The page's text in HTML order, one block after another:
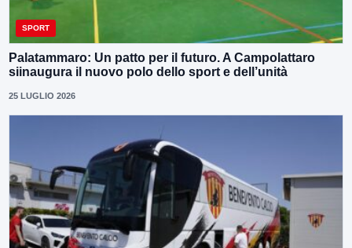
SPORT
Palatammaro: Un patto per il futuro. A Campolattaro
siinaugura il nuovo polo dello sport e dell’unità
25 LUGLIO 2026